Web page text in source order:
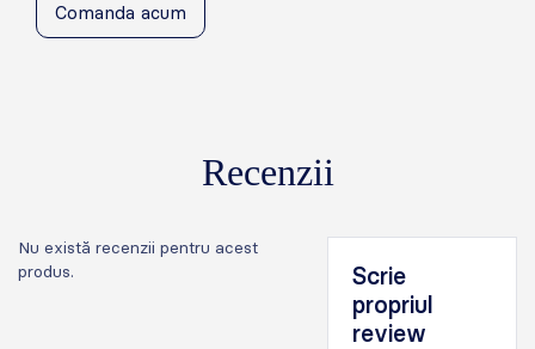
Comanda acum
Recenzii
Nu există recenzii pentru acest
produs.
Scrie
propriul
review